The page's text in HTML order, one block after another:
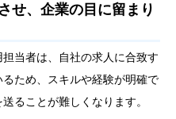
せ、企業の目に留まり
当者は、自社の求人に合致す
ため、スキルや経験が明確で
ることが難しくなります。